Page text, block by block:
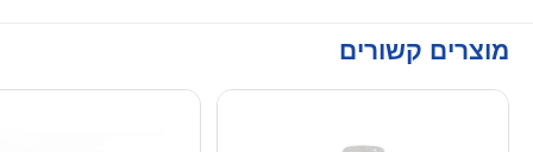
מוצרים קשורים